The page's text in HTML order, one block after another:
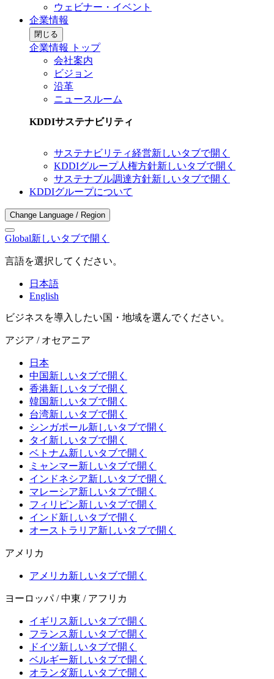
ウェビナー・イベント
企業情報
閉じる
企業情報 トップ
会社案内
ビジョン
沿革
ニュースルーム
KDDIサステナビリティ
サステナビリティ経営新しいタブで開く
KDDIグループ人権方針新しいタブで開く
サステナブル調達方針新しいタブで開く
KDDIグループについて
Change Language / Region
Global新しいタブで開く
言語を選択してください。
日本語
English
ビジネスを導入したい国・地域を選んでください。
アジア / オセアニア
日本
中国新しいタブで開く
香港新しいタブで開く
韓国新しいタブで開く
台湾新しいタブで開く
シンガポール新しいタブで開く
タイ 新しいタブで開く
ベトナム新しいタブで開く
ミャンマー新しいタブで開く
インドネシア新しいタブで開く
マレーシア新しいタブで開く
フィリピン新しいタブで開く
インド新しいタブで開く
オーストラリア新しいタブで開く
アメリカ
アメリカ新しいタブで開く
ヨーロッパ / 中東 / アフリカ
イギリス新しいタブで開く
フランス新しいタブで開く
ドイツ新しいタブで開く
ベルギー新しいタブで開く
オランダ新しいタブで開く